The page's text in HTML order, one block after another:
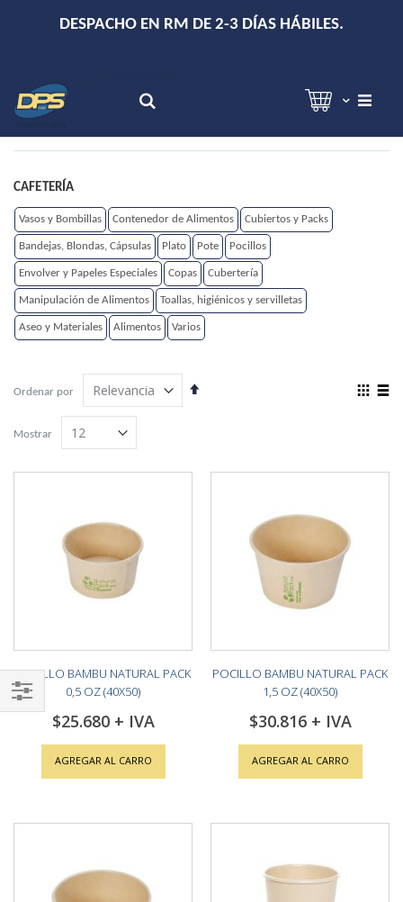
DESPACHO EN RM DE 2-3 DÍAS HÁBILES.
Ordenar por
Establecer
View
Mostrar
POCILLO BAMBU NATURAL PACK
0,5 OZ (40X50)
$25.680
AGREGAR AL CARRO
POCILLO BAMBU NATURAL PACK
1,5 OZ (40X50)
$30.816
AGREGAR AL CARRO
CAFETERÍA
Vasos y Bombillas Contenedor de Alimentos Cubiertos y Packs
Bandejas, Blondas, Cápsulas Plato Pote Pocillos
Envolver y Papeles Especiales Copas Cubertería
Manipulación de Alimentos Toallas, higiénicos y servilletas
Aseo y Materiales Alimentos Varios
Shop